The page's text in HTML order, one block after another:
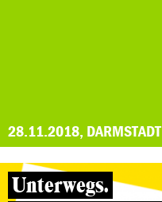
28.11.2018, DARMSTADT
Unterwegs.